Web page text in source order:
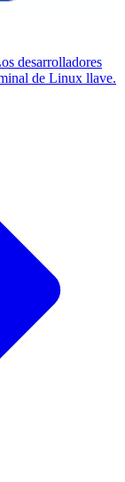
desarrolladores
de Linux llave.